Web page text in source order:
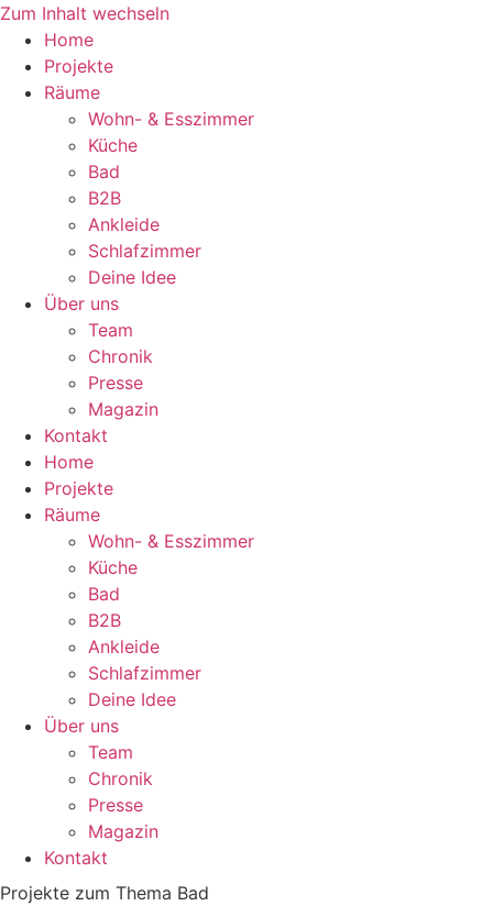
Zum Inhalt wechseln
Home
Projekte
Räume
Wohn- & Esszimmer
Küche
Bad
B2B
Ankleide
Schlafzimmer
Deine Idee
Über uns
Team
Chronik
Presse
Magazin
Kontakt
Home
Projekte
Räume
Wohn- & Esszimmer
Küche
Bad
B2B
Ankleide
Schlafzimmer
Deine Idee
Über uns
Team
Chronik
Presse
Magazin
Kontakt
Projekte zum Thema Bad